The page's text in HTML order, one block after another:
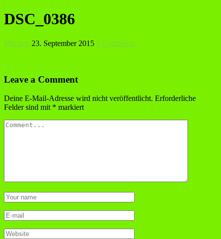
DSC_0386
Mücken 23. September 2015 0 Comments
Leave a Comment
Deine E-Mail-Adresse wird nicht veröffentlicht. Erforderliche
Felder sind mit * markiert